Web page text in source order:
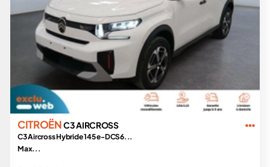
CITROËNC3 AIRCROSS
C3 Aircross Hybride 145 e-DCS6...
Max...